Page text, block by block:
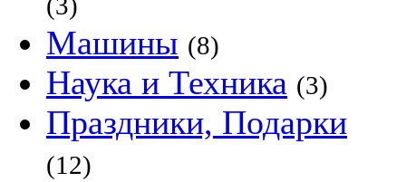
Машины (8)
Наука и Техника (3)
Праздники, Подарки
(12)